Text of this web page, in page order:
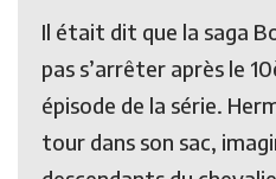
Il était dit que la saga
pas s’arrêter après le
épisode de la série.
tour dans son sac,